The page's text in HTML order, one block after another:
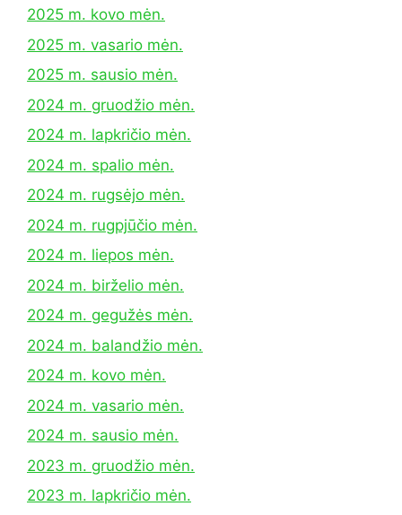
2025 m. kovo mėn.
2025 m. vasario mėn.
2025 m. sausio mėn.
2024 m. gruodžio mėn.
2024 m. lapkričio mėn.
2024 m. spalio mėn.
2024 m. rugsėjo mėn.
2024 m. rugpjūčio mėn.
2024 m. liepos mėn.
2024 m. birželio mėn.
2024 m. gegužės mėn.
2024 m. balandžio mėn.
2024 m. kovo mėn.
2024 m. vasario mėn.
2024 m. sausio mėn.
2023 m. gruodžio mėn.
2023 m. lapkričio mėn.